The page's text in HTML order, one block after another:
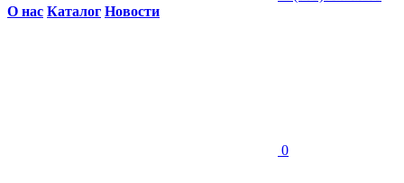
О нас Каталог Новости
0